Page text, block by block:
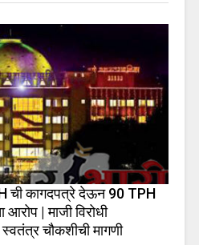
ची कागदपत्रे देऊन 90 TPH
आरोप | माजी विरोधी
चौकशीची मागणी